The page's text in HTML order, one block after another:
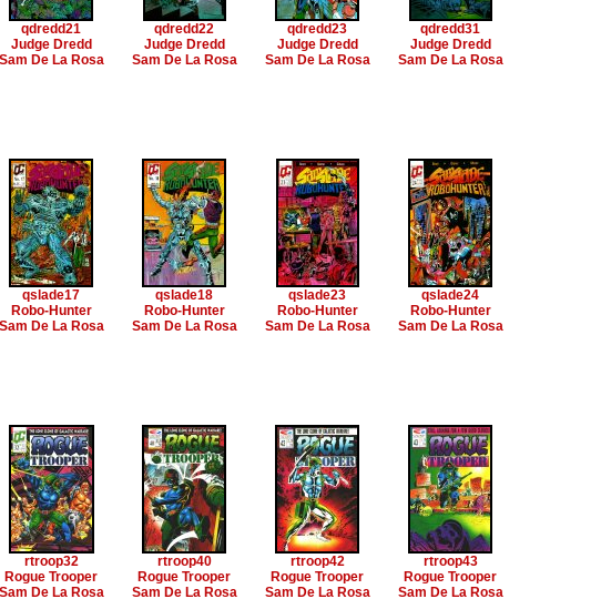
qdredd21
Judge Dredd
Sam De La Rosa
qdredd22
Judge Dredd
Sam De La Rosa
qdredd23
Judge Dredd
Sam De La Rosa
qdredd31
Judge Dredd
Sam De La Rosa
qslade17
Robo-Hunter
Sam De La Rosa
qslade18
Robo-Hunter
Sam De La Rosa
qslade23
Robo-Hunter
Sam De La Rosa
qslade24
Robo-Hunter
Sam De La Rosa
rtroop32
Rogue Trooper
Sam De La Rosa
rtroop40
Rogue Trooper
Sam De La Rosa
rtroop42
Rogue Trooper
Sam De La Rosa
rtroop43
Rogue Trooper
Sam De La Rosa